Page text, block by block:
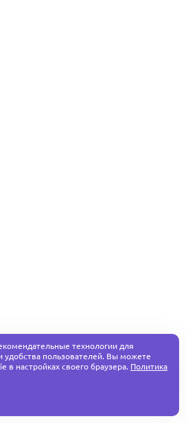
технологии для
удобства пользователей. Вы можете
в настройках своего браузера. Политика